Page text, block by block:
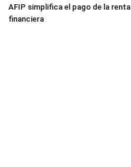
AFIP simplifica el pago de la renta
financiera